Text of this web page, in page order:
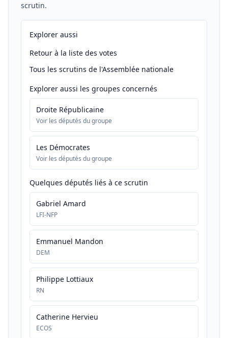
scrutin.
Explorer aussi
Retour à la liste des votes
Tous les scrutins de l'Assemblée nationale
Explorer aussi les groupes concernés
Droite Républicaine
Voir les députés du groupe
Les Démocrates
Voir les députés du groupe
Quelques députés liés à ce scrutin
Gabriel Amard
LFI-NFP
Emmanuel Mandon
DEM
Philippe Lottiaux
RN
Catherine Hervieu
ECOS